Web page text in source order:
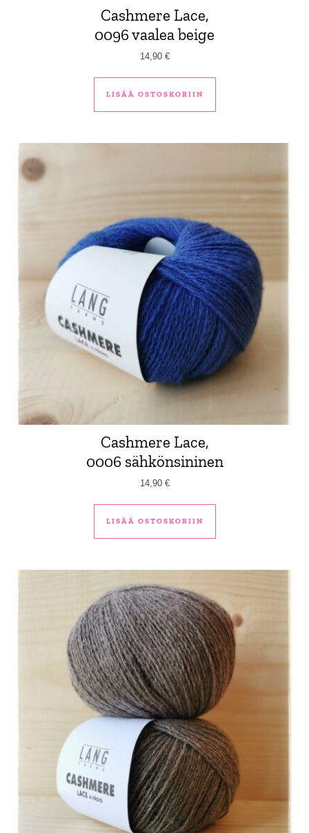
Cashmere Lace,
0096 vaalea beige
14,90 €
LISÄÄ OSTOSKORIIN
Cashmere Lace,
0006 sähkönsininen
14,90 €
LISÄÄ OSTOSKORIIN